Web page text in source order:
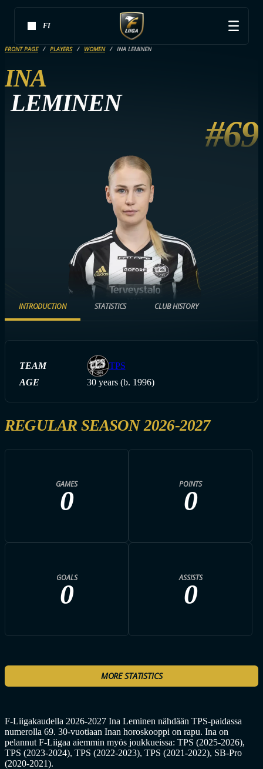
FI
FRONT PAGE PLAYERS WOMEN INA LEMINEN
INA
LEMINEN
#69
INTRODUCTION STATISTICS CLUB HISTORY
TEAM
TPS
AGE
30 years (b. 1996)
REGULAR SEASON 2026-2027
GAMES
0
POINTS
0
GOALS
0
ASSISTS
0
MORE STATISTICS
F-Liigakaudella 2026-2027 Ina Leminen nähdään TPS-paidassa
numerolla 69. 30-vuotiaan Inan horoskooppi on rapu. Ina on
pelannut F-Liigaa aiemmin myös joukkueissa: TPS (2025-2026),
TPS (2023-2024), TPS (2022-2023), TPS (2021-2022), SB-Pro
(2020-2021).